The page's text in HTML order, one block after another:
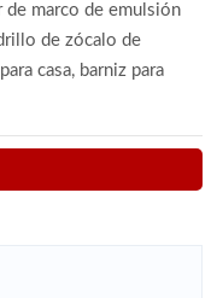
de marco de emulsión
de zócalo de
casa, barniz para